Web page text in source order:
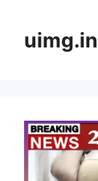
contentuimg.in